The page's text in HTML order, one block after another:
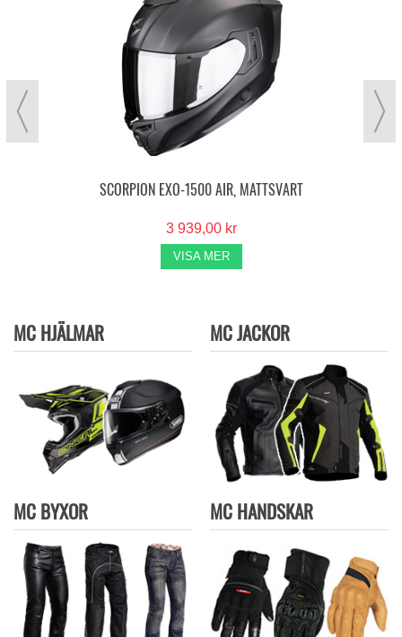
SCORPION EXO-1500 AIR, MATTSVART
3 939,00 kr
VISA MER
MC HJÄLMAR MC JACKOR
MC BYXOR MC HANDSKAR